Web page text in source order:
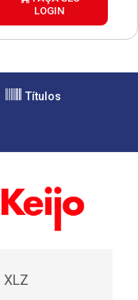
LOGIN
Títulos